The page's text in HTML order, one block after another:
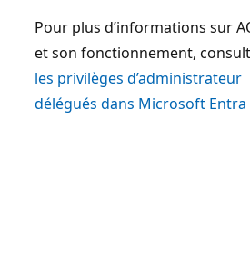
Pour plus d’informations sur
et son fonctionnement,
les privilèges d’administrateur
délégués dans Microsoft Entra